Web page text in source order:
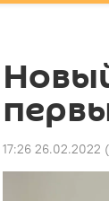
17:26 26.02.2022